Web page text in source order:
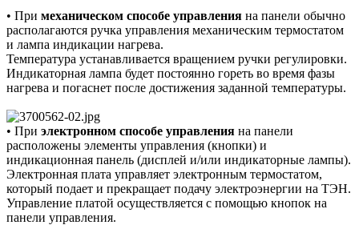
• При механическом способе управления на панели обычно
располагаются ручка управления механическим термостатом
и лампа индикации нагрева.
Температура устанавливается вращением ручки регулировки.
Индикаторная лампа будет постоянно гореть во время фазы
нагрева и погаснет после достижения заданной температуры.
• При электронном способе управления на панели
расположены элементы управления (кнопки) и
индикационная панель (дисплей и/или индикаторные лампы).
Электронная плата управляет электронным термостатом,
который подает и прекращает подачу электроэнергии на ТЭН.
Управление платой осуществляется с помощью кнопок на
панели управления.